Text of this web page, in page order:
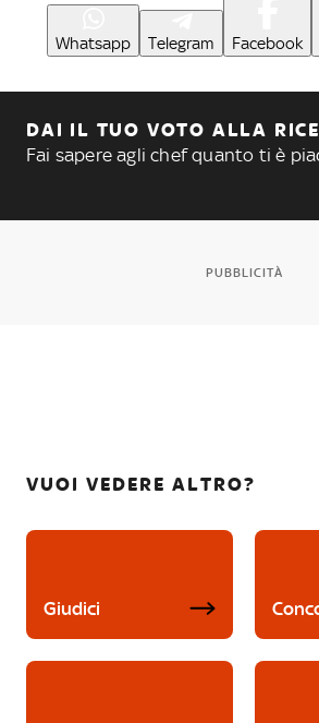
Whatsapp Telegram Facebook
DAI IL TUO VOTO ALLA
Fai sapere agli chef quanto ti è
PUBBLICITÀ
VUOI VEDERE ALTRO?
Giudici